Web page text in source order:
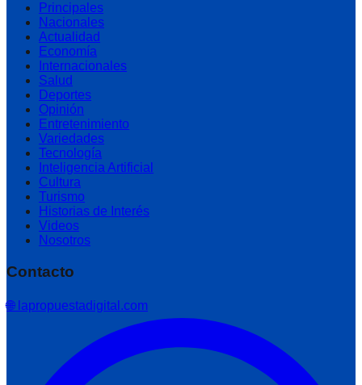
Principales
Nacionales
Actualidad
Economía
Internacionales
Salud
Deportes
Opinión
Entretenimiento
Variedades
Tecnología
Inteligencia Artificial
Cultura
Turismo
Historias de Interés
Videos
Nosotros
Contacto
🌐 lapropuestadigital.com